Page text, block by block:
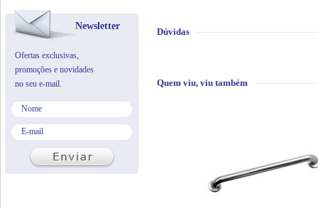
Dúvidas
Quem viu, viu também
Newsletter
Ofertas exclusivas,
promoções e novidades
no seu e-mail.